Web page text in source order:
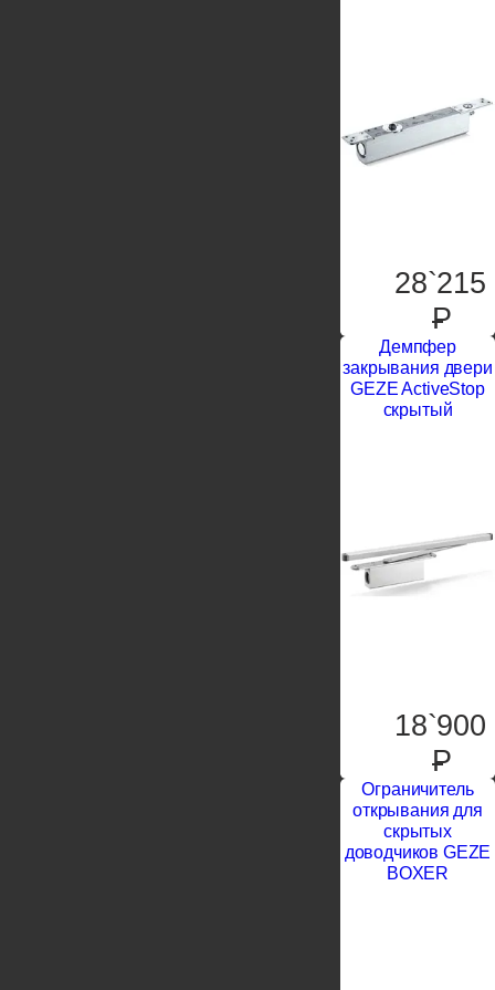
28`215
P
Демпфер
закрывания двери
GEZE ActiveStop
скрытый
18`900
P
Ограничитель
открывания для
скрытых
доводчиков GEZE
BOXER